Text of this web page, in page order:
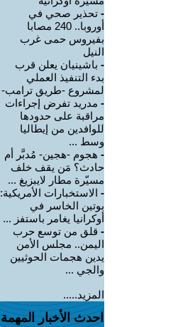
- تحذير صحي في
أوروبا.. 240 مصابا
بفيروس حمى غرب
النيل
- باشينيان يعلن قرب
بدء التنفيذ العملي
لمشروع -طريق ترامب-
- مدريد تفرض إجراءات
مراقبة على حدودها
للوافدين من إيطاليا
وسط ...
- هجوم -هجين- مُدبَّر أم
حادث؟ مَن يقف خلف
مسيّرة مطار لايبزيغ ...
- الاستخبارات الأمريكية:
بوتين الخاسر في
أوكرانيا يغامر باستفز ...
- قلق من توسع حرب
اليمن.. مجلس الأمن
يدين هجمات الحوثيين
والجي ...
المزيد.....
احدث الأخبار المهمة